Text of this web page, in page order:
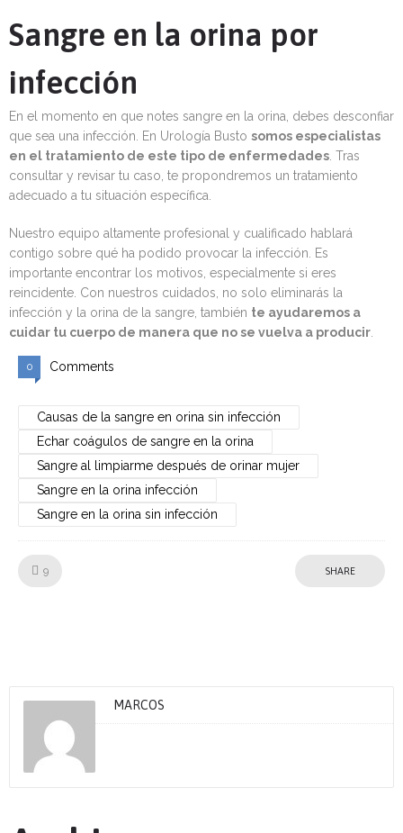
Sangre en la orina por
infección
En el momento en que notes sangre en la orina, debes desconfiar
que sea una infección. En Urología Busto somos especialistas
en el tratamiento de este tipo de enfermedades . Tras
consultar y revisar tu caso, te propondremos un tratamiento
adecuado a tu situación específica.
Nuestro equipo altamente profesional y cualificado hablará
contigo sobre qué ha podido provocar la infección. Es
importante encontrar los motivos, especialmente si eres
reincidente. Con nuestros cuidados, no solo eliminarás la
infección y la orina de la sangre, también te ayudaremos a
cuidar tu cuerpo de manera que no se vuelva a producir
0 Comments
Causas de la sangre en orina sin infección
Echar coágulos de sangre en la orina
Sangre al limpiarme después de orinar mujer
Sangre en la orina infección
Sangre en la orina sin infección
9 SHARE
MARCOS